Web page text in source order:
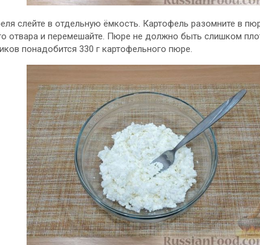
слейте в отдельную ёмкость. Картофель разомните в
отвара и перемешайте. Пюре не должно быть слишком
понадобится 330 г картофельного пюре.